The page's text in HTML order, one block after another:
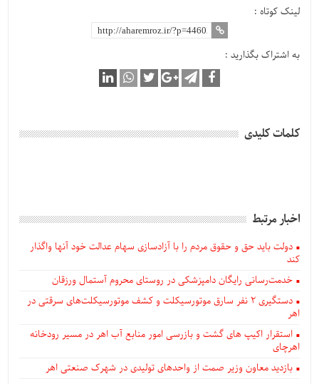
لینک کوتاه :
به اشتراک بگذارید :
کلمات کلیدی
اخبار مرتبط
دولت باید حق و حقوق مردم را با آزادسازی سهام عدالت خود آنها واگذار
کند
خدمت‌رسانی رایگان دامپزشکی در روستای محروم آستمال ورزقان
دستگيری ۲ نفر سارق موتورسیکلت و کشف موتورسیکلت‌های سرقتی در
اهر
استقرار اکیپ های گشت و بازرسی امور منابع آب اهر در مسیر رودخانه
اهرچای
بازدید معاون وزیر صمت از واحدهای تولیدی در شهرک صنعتی اهر